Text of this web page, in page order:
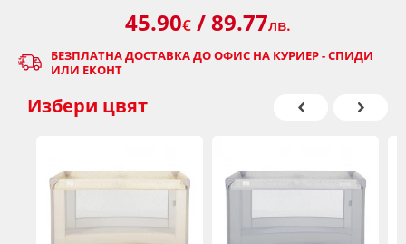
45.90€/ 89.77лв.
Избери цвят
БЕЗПЛАТНА ДОСТАВКА ДО ОФИС НА КУРИЕР - СПИДИ
ИЛИ ЕКОНТ